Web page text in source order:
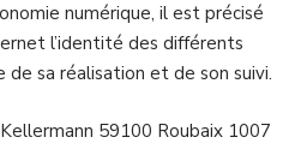
numérique, il est précisé
l’identité des différents
sa réalisation et de son suivi.
59100 Roubaix 1007